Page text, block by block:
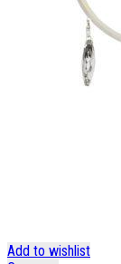
Add to wishlist